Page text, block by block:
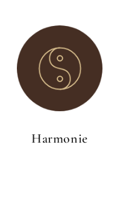
Harmonie